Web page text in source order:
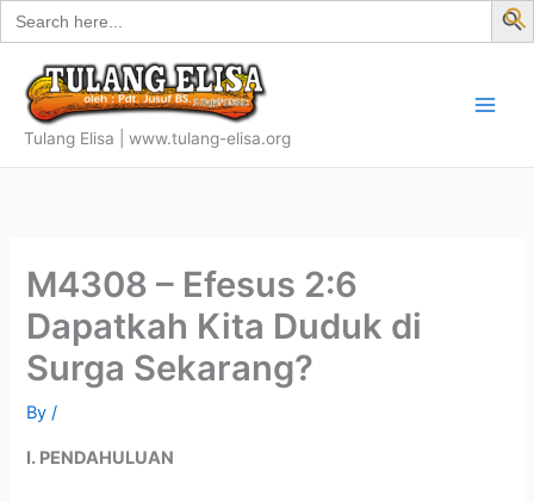
Search
for:
Skip
to
content
Tulang Elisa | www.tulang-elisa.org
M4308 – Efesus 2:6
Dapatkah Kita Duduk di
Surga Sekarang?
By/
I. PENDAHULUAN